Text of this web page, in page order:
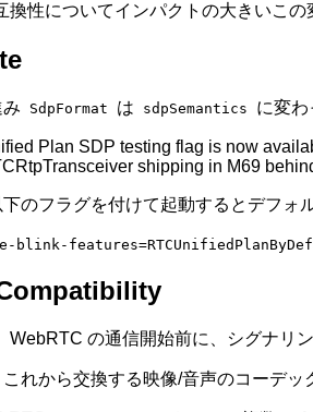
換性についてインパクトの大きいこの
SdpFormat は sdpSemantics に変わ
Plan SDP testing flag is now
shipping in M69
のフラグを付けて起動するとデフォ
blink-
WebRTC の通信開始前に、シグナリ
れから交換する映像/音声のコーデ